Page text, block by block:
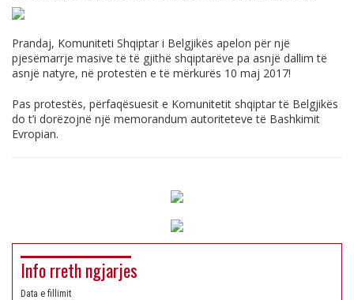
Prandaj, Komuniteti Shqiptar i Belgjikës apelon për një
pjesëmarrje masive të të gjithë shqiptarëve pa asnjë dallim të
asnjë natyre, në protestën e të mërkurës 10 maj 2017!
Pas protestës, përfaqësuesit e Komunitetit shqiptar të Belgjikës
do t’i dorëzojnë një memorandum autoriteteve të Bashkimit
Evropian.
Info rreth ngjarjes
Data e fillimit